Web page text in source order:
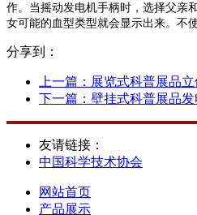
作。当摇动发电机手柄时，选择父亲
女可能的血型类型就会显示出来。不
分享到：
上一篇： 展览式科普展品立
下一篇： 壁挂式科普展品
友请链接：
中国科学技术协会
网站首页
产品展示